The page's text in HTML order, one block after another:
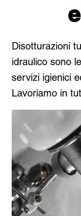
Disotturazioni
idraulico sono
servizi igienici
Lavoriamo in